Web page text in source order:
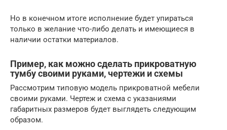
Но в конечном итоге исполнение будет упираться
только в желание что-либо делать и имеющиеся в
наличии остатки материалов.
Пример, как можно сделать прикроватную
тумбу своими руками, чертежи и схемы
Рассмотрим типовую модель прикроватной мебели
своими руками. Чертеж и схема с указаниями
габаритных размеров будет выглядеть следующим
образом.